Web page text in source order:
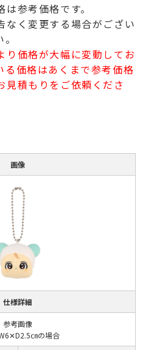
参考価格です。
なく変更する場合がござい
価格が大幅に変動してお
る価格はあくまで参考価格
見積もりをご依頼くださ
画像
仕様詳細
参考画像
㎝の場合